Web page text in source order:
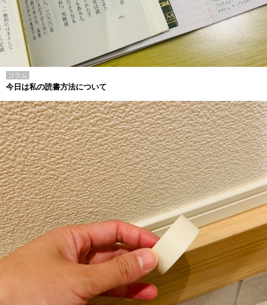
コラム
今日は私の読書方法について